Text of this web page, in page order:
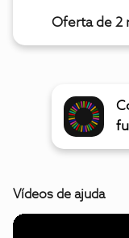
Oferta de 2
Vídeos de ajuda